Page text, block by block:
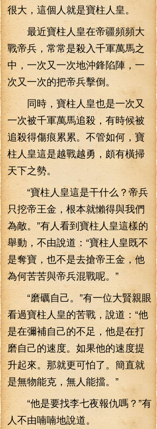
很大，這個人就是寶柱人皇。
最近寶柱人皇在帝疆頻頻大
戰帝兵，常常是殺入千軍萬馬之
中，一次又一次地沖鋒陷陣，一
次又一次的把帝兵擊倒。
同時，寶柱人皇也是一次又
一次被千軍萬馬追殺，有時候被
追殺得傷痕累累。不管如何，寶
柱人皇這是越戰越勇，頗有橫掃
天下之勢。
“寶柱人皇這是干什么？帝兵
只挖帝王金，根本就懶得與我們
為敵。”有人看到寶柱人皇這樣的
舉動，不由說道：“寶柱人皇既不
是奪寶，也不是去搶帝王金，他
為何苦苦與帝兵混戰呢。”
“磨礪自己。”有一位大賢親眼
看過寶柱人皇的苦戰，說道：“他
是在彌補自己的不足，他是在打
磨自己的速度。如果他的速度提
升起來。那就更可怕了。簡直就
是無物能克，無人能擋。”
“他是要找李七夜報仇嗎？”有
人不由喃喃地說道。